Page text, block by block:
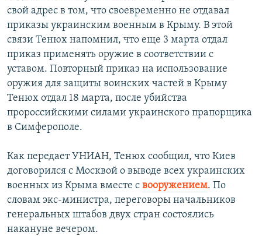
Все сайты РСЕ/РС
свой адрес в том, что своевременно не отдавал
приказы украинским военным в Крыму. В этой
связи Тенюх напомнил, что еще 3 марта отдал
приказ применять оружие в соответствии с
уставом. Повторный приказ на использование
оружия для защиты воинских частей в Крыму
Тенюх отдал 18 марта, после убийства
пророссийскими силами украинского прапорщика
в Симферополе.
Как передает УНИАН, Тенюх сообщил, что Киев
договорился с Москвой о выводе всех украинских
военных из Крыма вместе с вооружением. По
словам экс-министра, переговоры начальников
генеральных штабов двух стран состоялись
накануне вечером.